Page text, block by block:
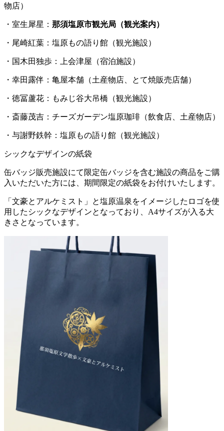
物店）
・室生犀星： 那須塩原市観光局（観光案内）
・尾崎紅葉：塩原もの語り館（観光施設）
・国木田独歩：上会津屋（宿泊施設）
・幸田露伴：亀屋本舗（土産物店、とて焼販売店舗）
・徳冨蘆花：もみじ谷大吊橋（観光施設）
・斎藤茂吉：チーズガーデン塩原珈琲（飲食店、土産物店）
・与謝野鉄幹：塩原もの語り館（観光施設）
シックなデザインの紙袋
缶バッジ販売施設にて限定缶バッジを含む施設の商品をご購
入いただいた方には、期間限定の紙袋をお付けいたします。
「文豪とアルケミスト」と塩原温泉をイメージしたロゴを使
用したシックなデザインとなっており、A4サイズが入る大
きさとなっています。